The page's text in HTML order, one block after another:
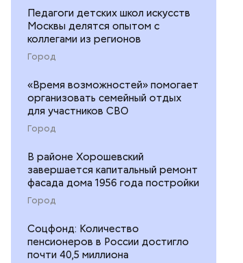
Педагоги детских школ искусств
Москвы делятся опытом с
коллегами из регионов
Город
«Время возможностей» помогает
организовать семейный отдых
для участников СВО
Город
В районе Хорошевский
завершается капитальный ремонт
фасада дома 1956 года постройки
Город
Соцфонд: Количество
пенсионеров в России достигло
почти 40,5 миллиона